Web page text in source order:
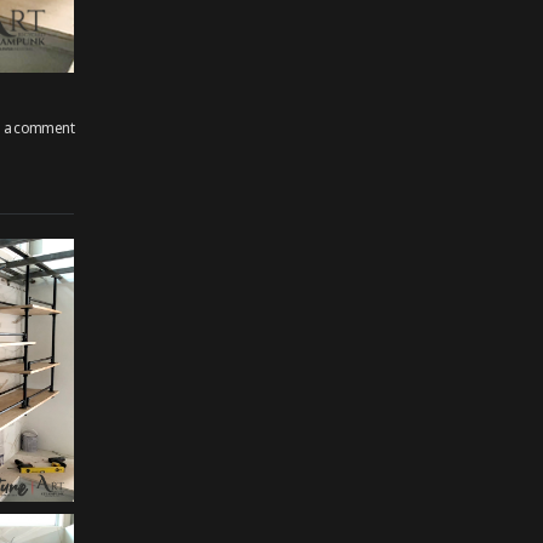
a comment